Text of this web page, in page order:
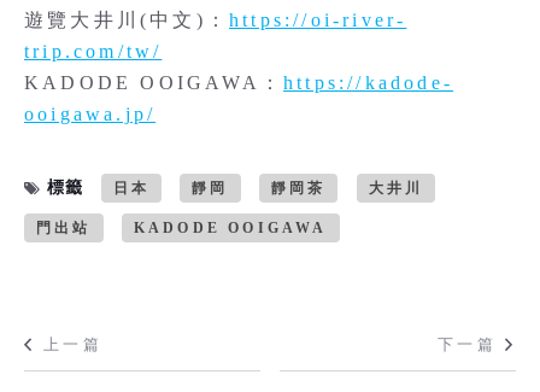
遊覽大井川(中文)： https://oi-river-
trip.com/tw/
KADODE OOIGAWA： https://kadode-
ooigawa.jp/
標籤 日本 靜岡 靜岡茶 大井川
門出站 KADODE OOIGAWA
上一篇 下一篇